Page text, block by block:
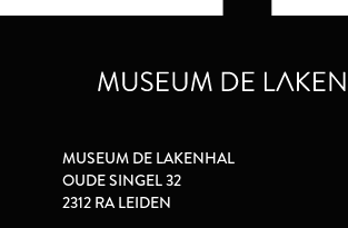
MUSEUM DE LAKENHAL
OUDE SINGEL 32
2312 RA LEIDEN